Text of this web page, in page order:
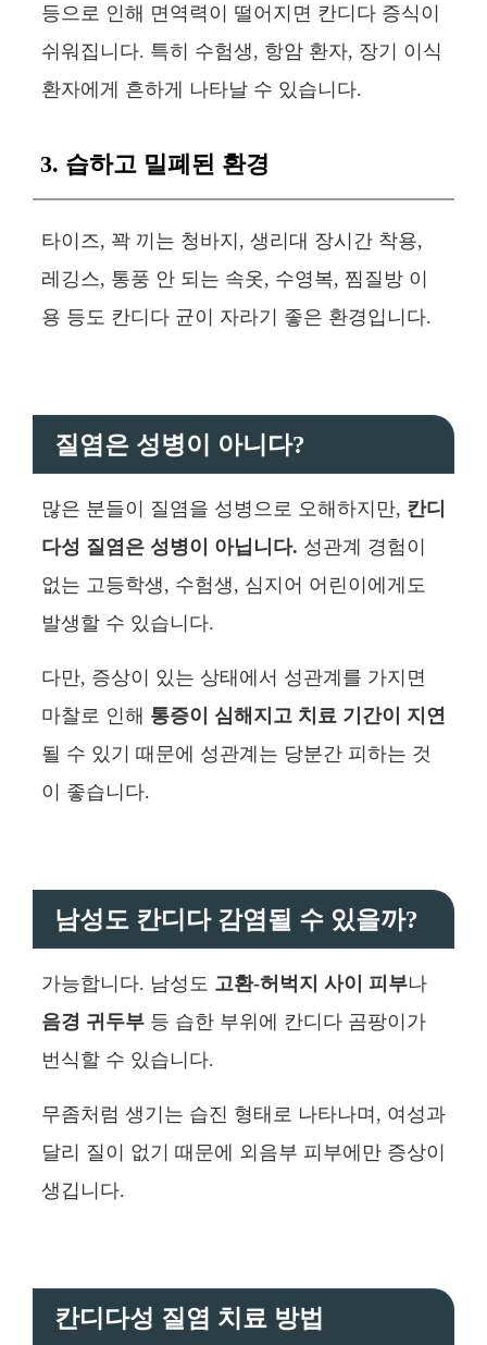
등으로 인해 면역력이 떨어지면 칸디다 증식이
쉬워집니다. 특히 수험생, 항암 환자, 장기 이식
환자에게 흔하게 나타날 수 있습니다.
3. 습하고 밀폐된 환경
타이즈, 꽉 끼는 청바지, 생리대 장시간 착용,
레깅스, 통풍 안 되는 속옷, 수영복, 찜질방 이
용 등도 칸디다 균이 자라기 좋은 환경입니다.
질염은 성병이 아니다?
많은 분들이 질염을 성병으로 오해하지만, 칸디
다성 질염은 성병이 아닙니다. 성관계 경험이
없는 고등학생, 수험생, 심지어 어린이에게도
발생할 수 있습니다.
다만, 증상이 있는 상태에서 성관계를 가지면
마찰로 인해 통증이 심해지고 치료 기간이 지연
될 수 있기 때문에 성관계는 당분간 피하는 것
이 좋습니다.
남성도 칸디다 감염될 수 있을까?
가능합니다. 남성도 고환-허벅지 사이 피부나
음경 귀두부 등 습한 부위에 칸디다 곰팡이가
번식할 수 있습니다.
무좀처럼 생기는 습진 형태로 나타나며, 여성과
달리 질이 없기 때문에 외음부 피부에만 증상이
생깁니다.
칸디다성 질염 치료 방법